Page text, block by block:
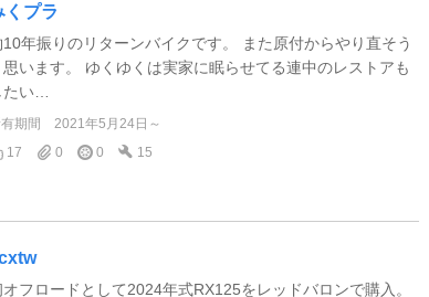
くプラ
10年振りのリターンバイクです。 また原付からやり直そう
思います。 ゆくゆくは実家に眠らせてる連中のレストアも
い…
期間
2021年5月24日～
17
0 0 15
オフロードとして2024年式RX125をレッドバロンで購入。